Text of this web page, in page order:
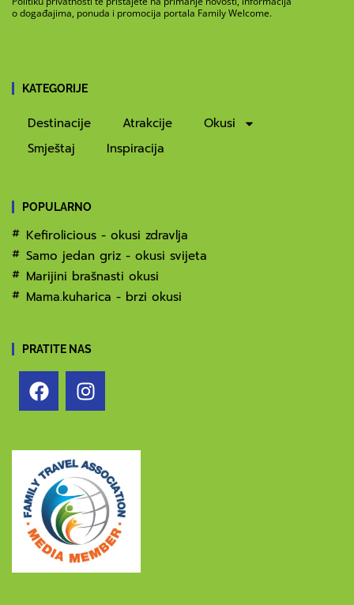
o događajima, ponuda i promocija portala Family Welcome.
KATEGORIJE
Destinacije Atrakcije
Okusi
Smještaj
Inspiracija
POPULARNO
Kefirolicious - okusi zdravlja
Samo jedan griz - okusi svijeta
Marijini brašnasti okusi
Mama.kuharica - brzi okusi
PRATITE NAS